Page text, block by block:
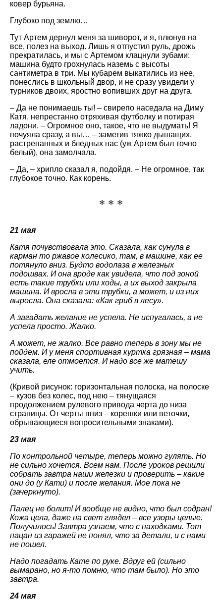
ковер бурьяна.
Глубоко под землю…
Тут Артем дернул меня за шиворот, и я, плюнув на
все, полез на выход. Лишь я отпустил руль, дрожь
прекратилась, и мы с Артемом клацнули зубами:
машина будто грохнулась наземь с высоты
сантиметра в три. Мы кубарем выкатились из нее,
понеслись в школьный двор, и не сразу увидели у
турников двоих, яростно вопивших друг на друга.
– Да не понимаешь ты! – свирепо наседала на Диму
Катя, непрестанно отряхивая футболку и потирая
ладони. – Огромное оно, такое, что не выдумать! Я
почуяла сразу, а вы… – заметив тяжко дышащих,
растрепанных и бледных нас (уж Артем был точно
белый), она замолчала.
– Да, – хрипло сказал я, подойдя. – Не огромное, так
глубокое точно. Как корень.
* * *
21 мая
Катя почувствовала это. Сказала, как сунула в
карман то ржавое колесико, там, в машине, как ее
потянуло вниз. Будто водолаза в железных
подошвах. И она вроде как увидела, что под зоной
есть такие трубки или ходы, а их выход закрыла
машина. И вросла в эти трубки, а может, и из них
выросла. Она сказала: «Как гриб в лесу».
А загадать желание не успела. Не испугалась, а не
успела просто. Жалко.
А может, не жалко. Все равно теперь в зону мы не
пойдем. И у меня спортивная куртка грязная – мама
сказала, еле отмоется. И надо все же матешу
учить.
(Кривой рисунок: горизонтальная полоска, на полоске
– кузов без колес, под нею – тянущаяся
продолжением рулевого привода черта до низа
страницы. От черты вниз – корешки или веточки,
обрывающиеся вопросительными знаками).
23 мая
По контрольной четыре, теперь можно гулять. Но
не сильно хочется. Всем нам. После уроков решили
собрать завтра наши железки и проверить – какие
они до (у Кати) и после желания. Мое пока не
(зачеркнуто).
Палец не болит! И вообще не видно, что был содран!
Кожа цела, даже на свет глядел – все узоры целые.
Получилось! Завтра узнаем, что с находками. Тот
пацан из гаражей не понял, что за детали, и с нами
не пошел.
Надо погадать Кате по руке. Вдруг ей (сильно
вымарано, но я-то помню, что там было). Но это
завтра.
24 мая